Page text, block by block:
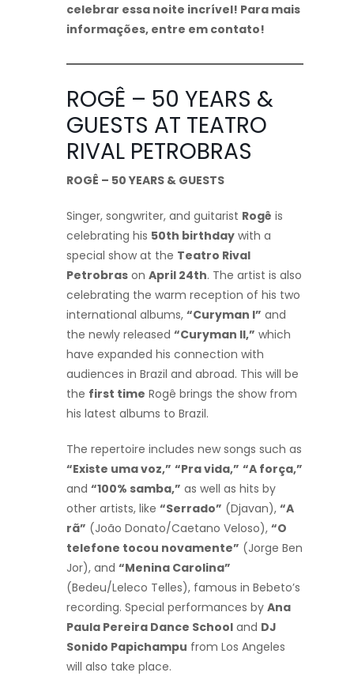
celebrar essa noite incrível! Para mais
informações, entre em contato!
ROGÊ – 50 YEARS &
GUESTS AT TEATRO
RIVAL PETROBRAS
ROGÊ – 50 YEARS & GUESTS
Singer, songwriter, and guitarist Rogê is
celebrating his 50th birthday with a
special show at the Teatro Rival
Petrobras on April 24th. The artist is also
celebrating the warm reception of his two
international albums, “Curyman I” and
the newly released “Curyman II,” which
have expanded his connection with
audiences in Brazil and abroad. This will be
the first time Rogê brings the show from
his latest albums to Brazil.
The repertoire includes new songs such as
“Existe uma voz,” “Pra vida,” “A força,”
and “100% samba,” as well as hits by
other artists, like “Serrado” (Djavan), “A
rã” (João Donato/Caetano Veloso), “O
telefone tocou novamente” (Jorge Ben
Jor), and “Menina Carolina”
(Bedeu/Leleco Telles), famous in Bebeto’s
recording. Special performances by Ana
Paula Pereira Dance School and DJ
Sonido Papichampu from Los Angeles
will also take place.